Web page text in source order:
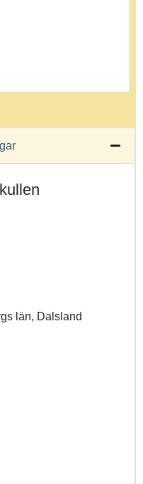
län, Dalsland